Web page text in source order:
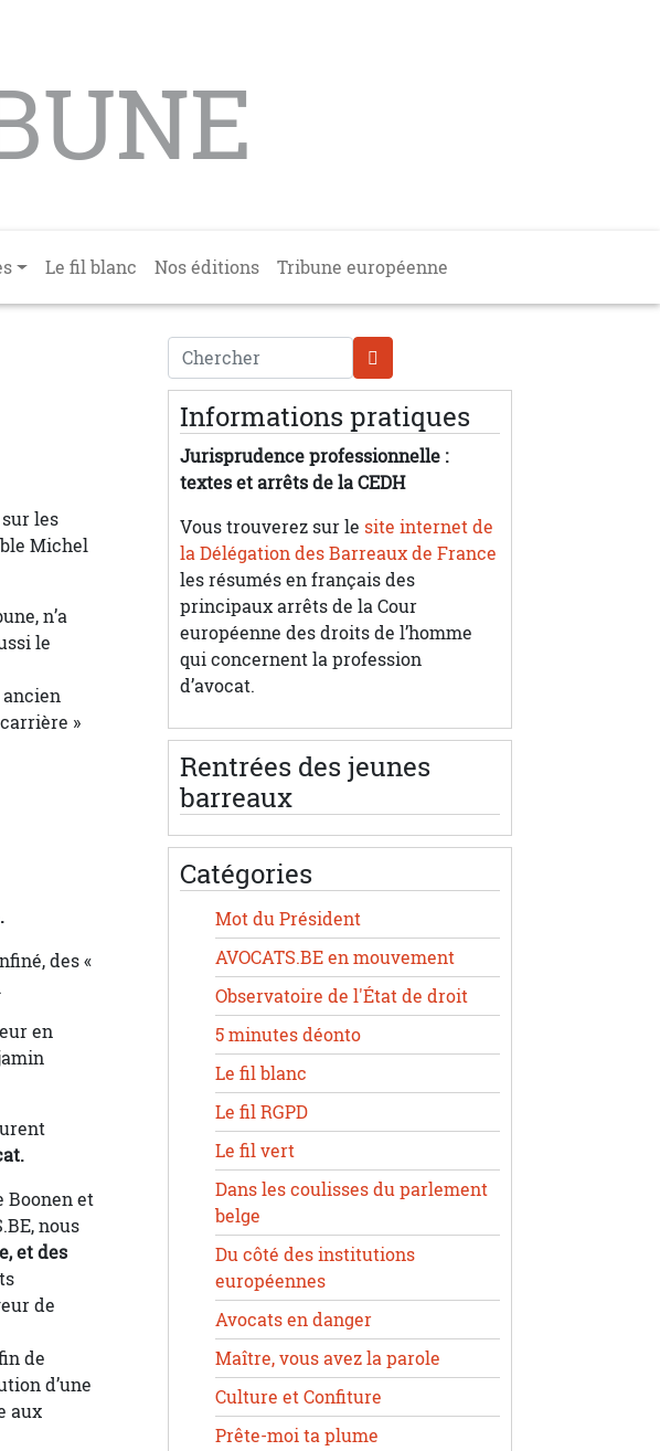
Le fil blanc Nos éditions Tribune européenne
sur les
Michel
n’a
le
»
des «
en
Boonen et
nous
et des
de
de
d’une
aux
Chercher
Informations pratiques
Jurisprudence professionnelle :
textes et arrêts de la CEDH
Vous trouverez sur le site internet de
la Délégation des Barreaux de France
les résumés en français des
principaux arrêts de la Cour
européenne des droits de l’homme
qui concernent la profession
d’avocat.
Rentrées des jeunes
barreaux
Catégories
Mot du Président
AVOCATS.BE en mouvement
Observatoire de l'État de droit
5 minutes déonto
Le fil blanc
Le fil RGPD
Le fil vert
Dans les coulisses du parlement
belge
Du côté des institutions
européennes
Avocats en danger
Maître, vous avez la parole
Culture et Confiture
Prête-moi ta plume